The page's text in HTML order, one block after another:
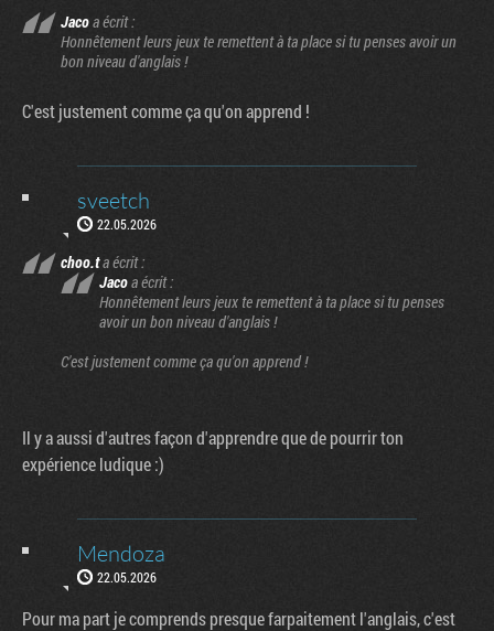
Jacoa écrit :
Honnêtement leurs jeux te remettent à ta place si tu penses avoir un
bon niveau d'anglais !
C'est justement comme ça qu'on apprend !
sveetch
22.05.2026
choo.ta écrit :
Jacoa écrit :
Honnêtement leurs jeux te remettent à ta place si tu penses
avoir un bon niveau d'anglais !
C'est justement comme ça qu'on apprend !
Il y a aussi d'autres façon d'apprendre que de pourrir ton
expérience ludique :)
Mendoza
22.05.2026
Pour ma part je comprends presque farpaitement l'anglais, c'est